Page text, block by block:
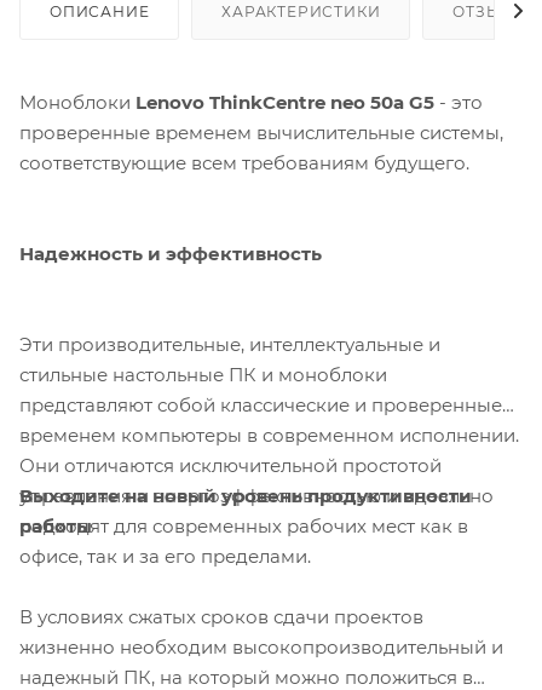
ОПИСАНИЕ ХАРАКТЕРИСТИКИ ОТЗЫВЫ
Моноблоки Lenovo ThinkCentre neo 50a G5 - это
проверенные временем вычислительные системы,
соответствующие всем требованиям будущего.
Надежность и эффективность
Эти производительные, интеллектуальные и
стильные настольные ПК и моноблоки
представляют собой классические и проверенные
временем компьютеры в современном исполнении.
Они отличаются исключительной простотой
управления и энергоэффективностью и идеально
подходят для современных рабочих мест как в
офисе, так и за его пределами.
Выходите на новый уровень продуктивности
работы
В условиях сжатых сроков сдачи проектов
жизненно необходим высокопроизводительный и
надежный ПК, на который можно положиться в